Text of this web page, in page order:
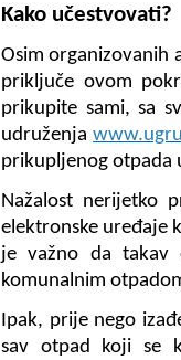
Kako učestvovati?
Osim organizovanih
priključe ovom
prikupite sami, sa
udruženja
prikupljenog otpada
Nažalost nerijetko
elektronske uređaje
je važno da takav
komunalnim
Ipak, prije nego
sav otpad koji se